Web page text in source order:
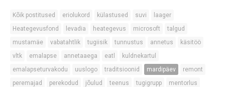
Kõik postitused eriolukord külastused suvi
laager
Heategevusfond
levadia heategevus microsoft
talgud
mustamäe
vabatahtlik tugiisik tunnustus annetus
käsitöö
vltk
emalapse annetaaega eatl
kuldnekartul
emalapseturvakodu
uuslogo traditsioonid mardipäev
remont
peremajad
perekodud jõulud teenus tugigrupp
mentorlus